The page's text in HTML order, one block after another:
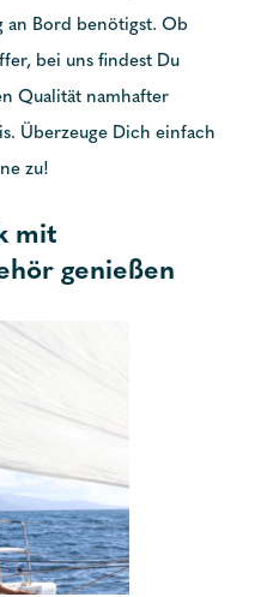
an Bord benötigst. Ob
bei uns findest Du
Qualität namhafter
Überzeuge Dich einfach
zu!
mit
genießen